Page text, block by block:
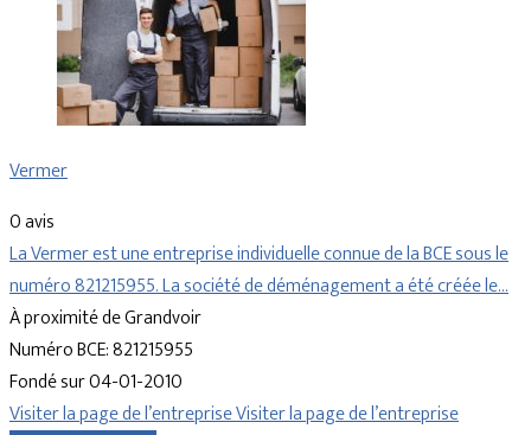
Vermer
0 avis
La Vermer est une entreprise individuelle connue de la BCE sous le
numéro 821215955. La société de déménagement a été créée le…
À proximité de Grandvoir
Numéro BCE: 821215955
Fondé sur 04-01-2010
Visiter la page de l’entrepriseVisiter la page de l’entreprise